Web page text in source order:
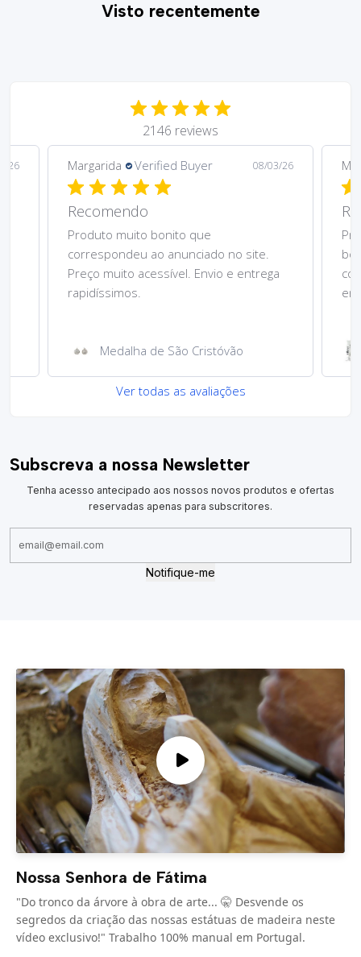
Visto recentemente
2146 reviews
26 Margarida Verified Buyer 08/03/26
Recomendo
Produto muito bonito que
correspondeu ao anunciado no site.
Preço muito acessível. Envio e entrega
rapidíssimos.
Medalha de São Cristóvão
Ver todas as avaliações
Subscreva a nossa Newsletter
Tenha acesso antecipado aos nossos novos produtos e ofertas
reservadas apenas para subscritores.
Notifique-me
Nossa Senhora de Fátima
"Do tronco da árvore à obra de arte... 🤫 Desvende os
segredos da criação das nossas estátuas de madeira neste
vídeo exclusivo!" Trabalho 100% manual em Portugal.